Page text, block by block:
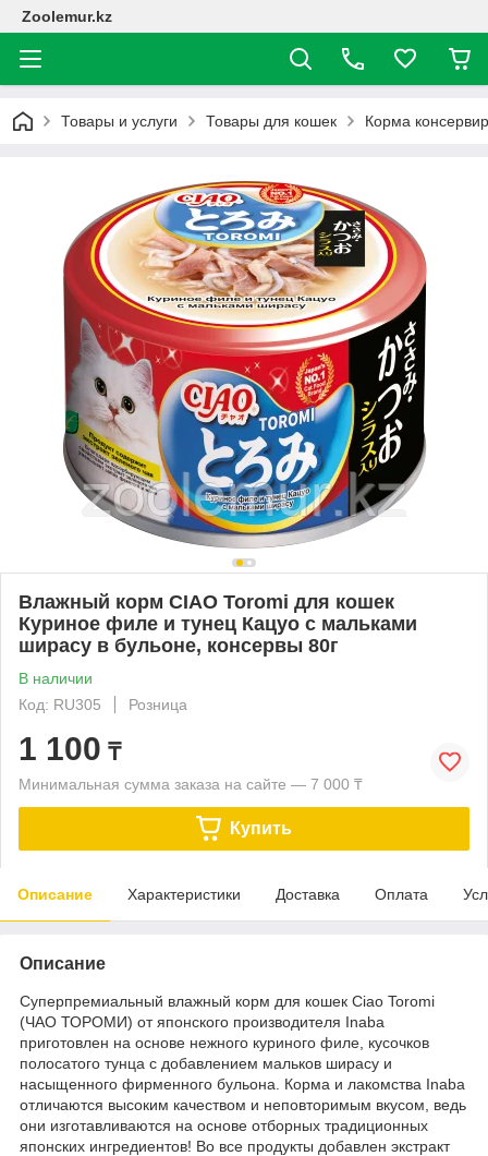
Zoolemur.kz
Товары и услуги Товары для кошек Корма
Влажный корм CIAO Toromi для кошек
Куриное филе и тунец Кацуо с мальками
ширасу в бульоне, консервы 80г
В наличии
Код: RU305
Розница
1 100 ₸
Минимальная сумма заказа на сайте — 7 000 ₸
Купить
Описание Характеристики Доставка Оплата
Описание
Суперпремиальный влажный корм для кошек Ciao Toromi
(ЧАО ТОРОМИ) от японского производителя Inaba
приготовлен на основе нежного куриного филе, кусочков
полосатого тунца с добавлением мальков ширасу и
насыщенного фирменного бульона. Корма и лакомства Inaba
отличаются высоким качеством и неповторимым вкусом, ведь
они изготавливаются на основе отборных традиционных
японских ингредиентов! Во все продукты добавлен экстракт